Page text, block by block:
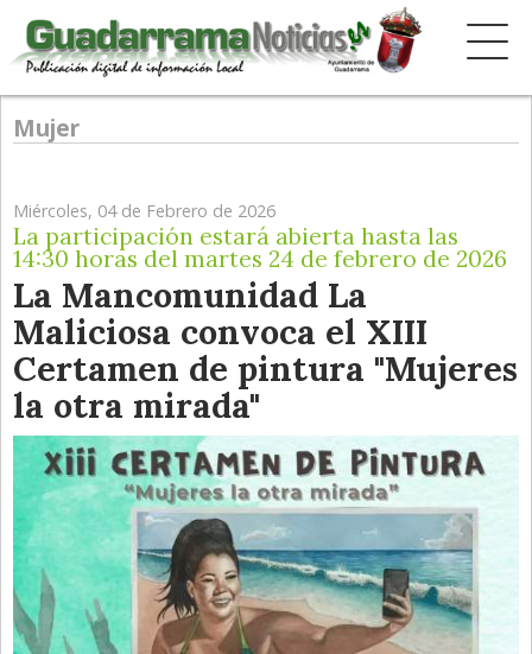
Mujer
Miércoles, 04 de Febrero de 2026
La participación estará abierta hasta las
14:30 horas del martes 24 de febrero de 2026
La Mancomunidad La
Maliciosa convoca el XIII
Certamen de pintura "Mujeres
la otra mirada"